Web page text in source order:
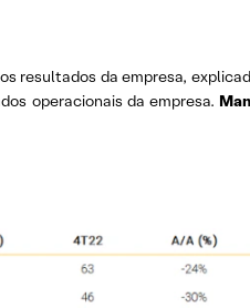
resultados da empresa,
operacionais da empresa.